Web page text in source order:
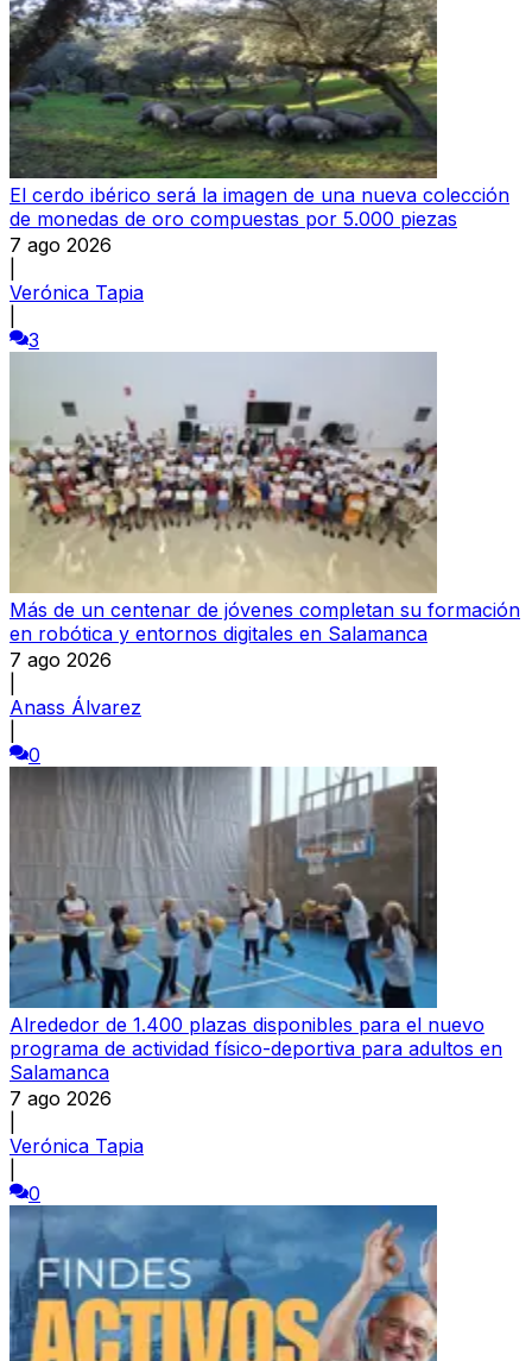
El cerdo ibérico será la imagen de una nueva colección
de monedas de oro compuestas por 5.000 piezas
7 ago 2026
Verónica Tapia
3
Más de un centenar de jóvenes completan su formación
en robótica y entornos digitales en Salamanca
7 ago 2026
Anass Álvarez
0
Alrededor de 1.400 plazas disponibles para el nuevo
programa de actividad físico-deportiva para adultos en
Salamanca
7 ago 2026
Verónica Tapia
0